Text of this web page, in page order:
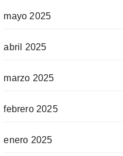
mayo 2025
abril 2025
marzo 2025
febrero 2025
enero 2025